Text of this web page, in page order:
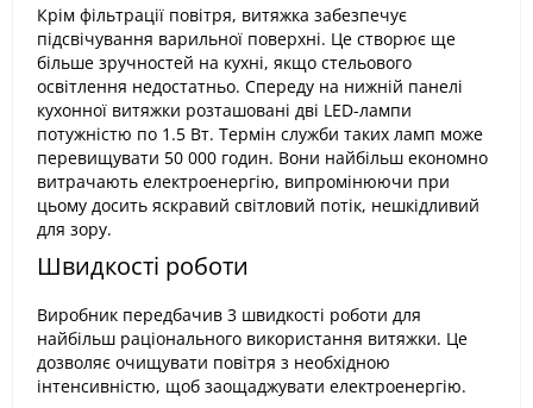
Крім фільтрації повітря, витяжка забезпечує
підсвічування варильної поверхні. Це створює ще
більше зручностей на кухні, якщо стельового
освітлення недостатньо. Спереду на нижній панелі
кухонної витяжки розташовані дві LED-лампи
потужністю по 1.5 Вт. Термін служби таких ламп може
перевищувати 50 000 годин. Вони найбільш економно
витрачають електроенергію, випромінюючи при
цьому досить яскравий світловий потік, нешкідливий
для зору.
Швидкості роботи
Виробник передбачив 3 швидкості роботи для
найбільш раціонального використання витяжки. Це
дозволяє очищувати повітря з необхідною
інтенсивністю, щоб заощаджувати електроенергію.